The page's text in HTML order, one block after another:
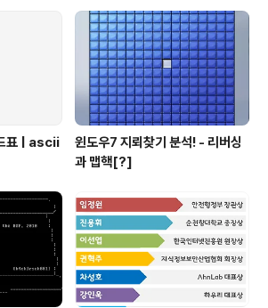
다. [최소한 4번의 기회가 필요
문서를 찾아보기도 하고 등등
윈도우7 지뢰찾기 분석! - 리버싱
과 맵핵[?]